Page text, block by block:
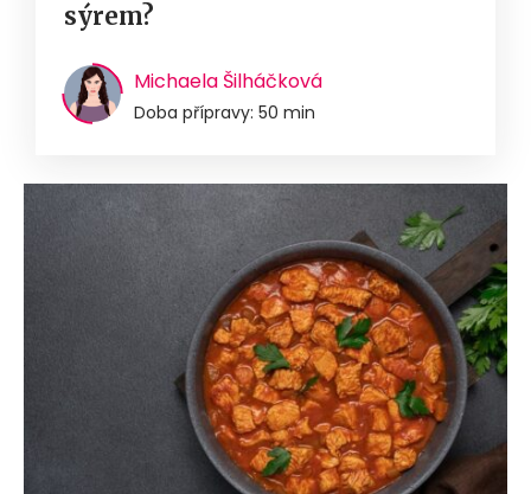
sýrem?
Michaela Šilháčková
Doba přípravy: 50 min